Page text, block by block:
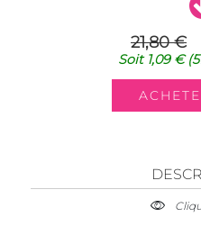
21,80 €
Soit 1,09 €